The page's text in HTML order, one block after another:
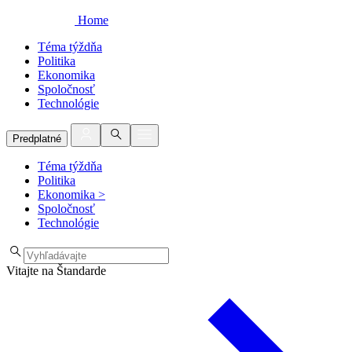
Home
Téma týždňa
Politika
Ekonomika
Spoločnosť
Technológie
Predplatné
Téma týždňa
Politika
Ekonomika >
Spoločnosť
Technológie
Vitajte na Štandarde